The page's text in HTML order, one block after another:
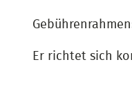
Er richtet sich